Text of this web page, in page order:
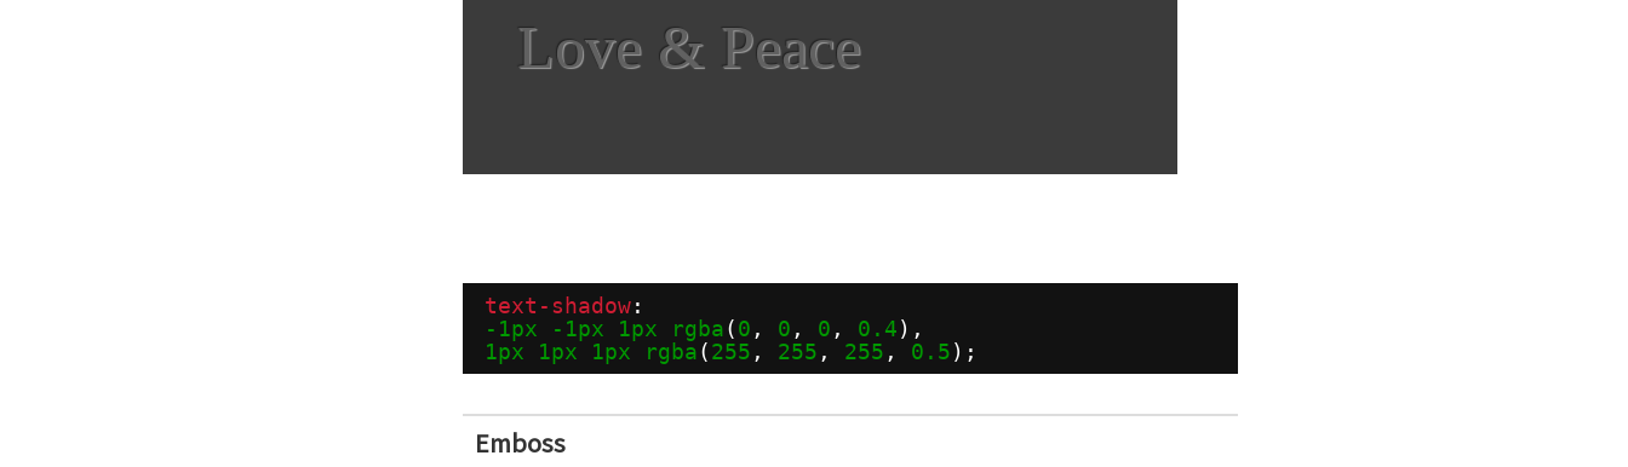
Love & Peace
text-shadow:
-1px
-1px 1px rgba(0 , 0 , 0 , 0.4),
1px
1px 1px rgba(255 , 255 , 255 , 0.5);
Emboss